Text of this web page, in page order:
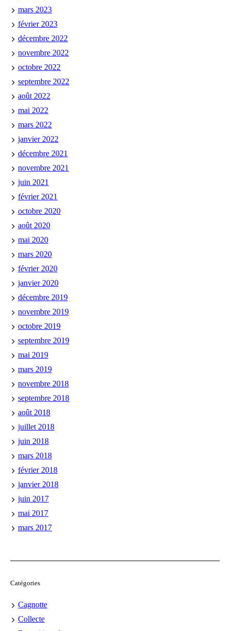
mars 2023
février 2023
décembre 2022
novembre 2022
octobre 2022
septembre 2022
août 2022
mai 2022
mars 2022
janvier 2022
décembre 2021
novembre 2021
juin 2021
février 2021
octobre 2020
août 2020
mai 2020
mars 2020
février 2020
janvier 2020
décembre 2019
novembre 2019
octobre 2019
septembre 2019
mai 2019
mars 2019
novembre 2018
septembre 2018
août 2018
juillet 2018
juin 2018
mars 2018
février 2018
janvier 2018
juin 2017
mai 2017
mars 2017
Catégories
Cagnotte
Collecte